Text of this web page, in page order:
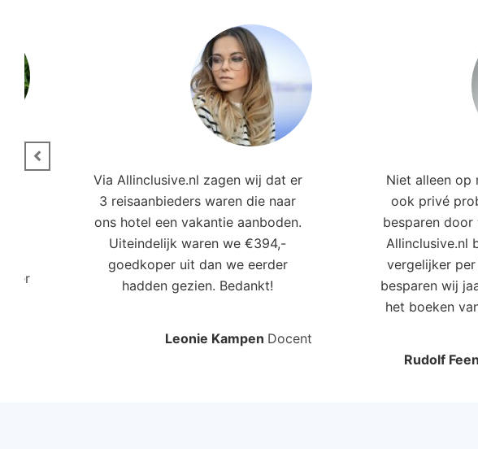
Via Allinclusive.nl zagen wij dat er
3 reisaanbieders waren die naar
ons hotel een vakantie aanboden.
Uiteindelijk waren we €394,-
goedkoper uit dan we eerder
hadden gezien. Bedankt!
Leonie Kampen Docent
Niet alleen op
ook privé
besparen
Allinclusive.nl
vergelijker
besparen wij
het boeken
Rudolf